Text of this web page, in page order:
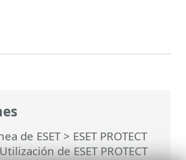
de ESET> ESET PROTECT
Utilización de ESET PROTECT